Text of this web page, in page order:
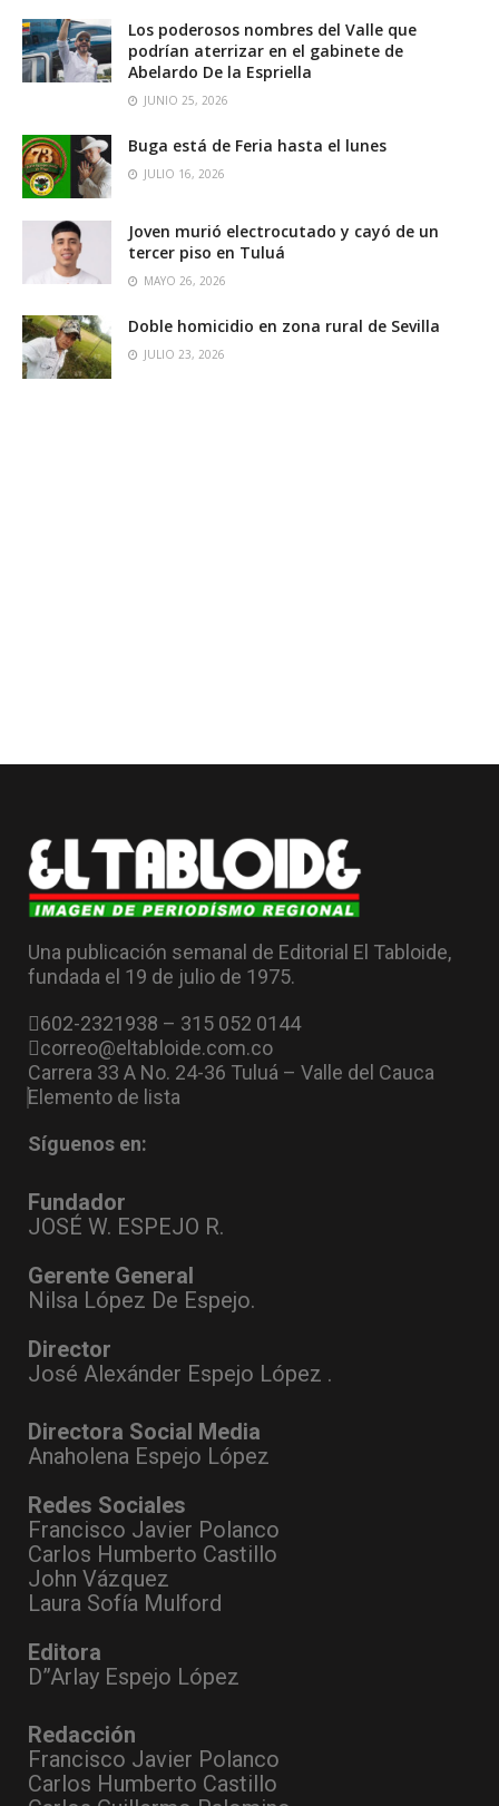
Los poderosos nombres del Valle que
podrían aterrizar en el gabinete de
Abelardo De la Espriella
JUNIO 25, 2026
Buga está de Feria hasta el lunes
JULIO 16, 2026
Joven murió electrocutado y cayó de un
tercer piso en Tuluá
MAYO 26, 2026
Doble homicidio en zona rural de Sevilla
JULIO 23, 2026
Una publicación semanal de Editorial El Tabloide,
fundada el 19 de julio de 1975.
602-2321938 – 315 052 0144
correo@eltabloide.com.co
Carrera 33 A No. 24-36 Tuluá – Valle del Cauca
Elemento de lista
Síguenos en:
Fundador
JOSÉ W. ESPEJO R.
Gerente General
Nilsa López De Espejo.
Director
José Alexánder Espejo López .
Directora Social Media
Anaholena Espejo López
Redes Sociales
Francisco Javier Polanco
Carlos Humberto Castillo
John Vázquez
Laura Sofía Mulford
Editora
D”Arlay Espejo López
Redacción
Francisco Javier Polanco
Carlos Humberto Castillo